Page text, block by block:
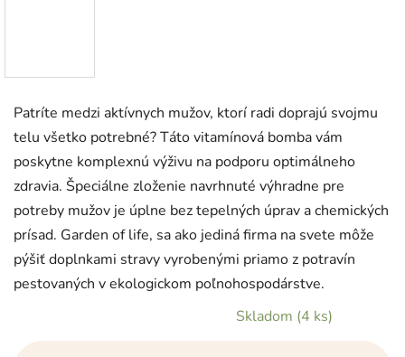
Patríte medzi aktívnych mužov, ktorí radi doprajú svojmu
telu všetko potrebné? Táto vitamínová bomba vám
poskytne komplexnú výživu na podporu optimálneho
zdravia. Špeciálne zloženie navrhnuté výhradne pre
potreby mužov je úplne bez tepelných úprav a chemických
prísad. Garden of life, sa ako jediná firma na svete môže
pýšiť doplnkami stravy vyrobenými priamo z potravín
pestovaných v ekologickom poľnohospodárstve.
Skladom (4 ks)